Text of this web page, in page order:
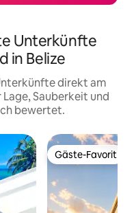
Unterkünfte
in Belize
direkt am
Sauberkeit und
bewertet.
Gäste-Favorit
Gäste-Favorit